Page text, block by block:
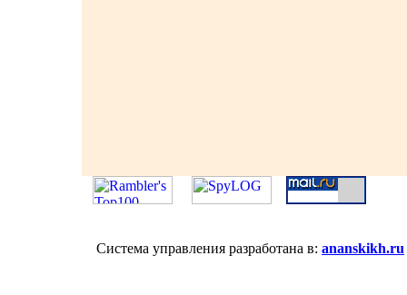
Система управления разработана в: ananskikh.ru